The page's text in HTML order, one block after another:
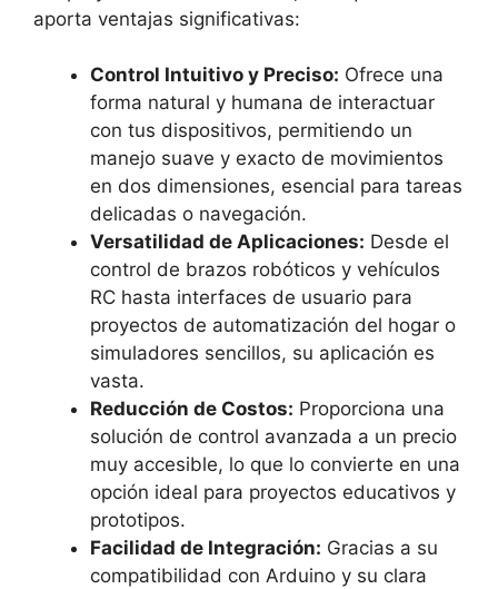
aporta ventajas significativas:
Control Intuitivo y Preciso: Ofrece una
forma natural y humana de interactuar
con tus dispositivos, permitiendo un
manejo suave y exacto de movimientos
en dos dimensiones, esencial para tareas
delicadas o navegación.
Versatilidad de Aplicaciones: Desde el
control de brazos robóticos y vehículos
RC hasta interfaces de usuario para
proyectos de automatización del hogar o
simuladores sencillos, su aplicación es
vasta.
Reducción de Costos: Proporciona una
solución de control avanzada a un precio
muy accesible, lo que lo convierte en una
opción ideal para proyectos educativos y
prototipos.
Facilidad de Integración: Gracias a su
compatibilidad con Arduino y su clara